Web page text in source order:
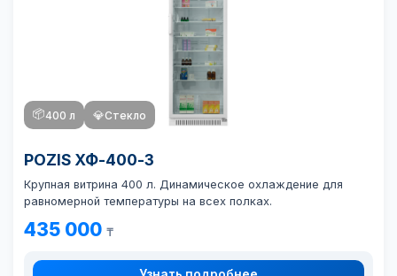
📦400 л 💎Стекло
POZIS ХФ-400-3
Крупная витрина 400 л. Динамическое охлаждение для
равномерной температуры на всех полках.
435 000 ₸